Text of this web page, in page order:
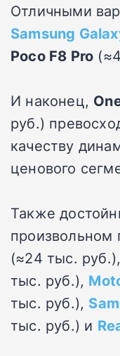
Отличными
Samsung
Poco F8 Pro
И наконец,
руб.)
качеству
ценового
Также
произвольном
(≈24 тыс. руб.),
тыс. руб.),
тыс. руб.),
тыс. руб.) и